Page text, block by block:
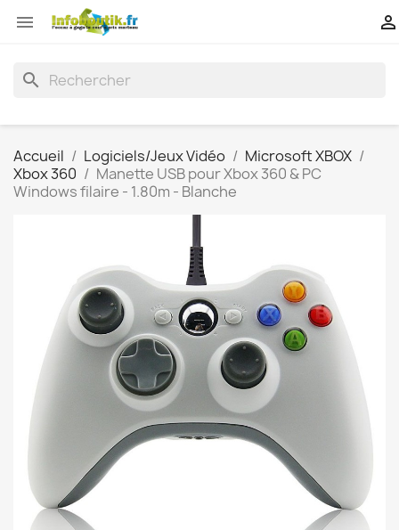
 
search
Accueil Logiciels/Jeux Vidéo
Microsoft XBOX
Xbox 360
Manette USB pour Xbox 360 & PC
Windows filaire - 1.80m - Blanche